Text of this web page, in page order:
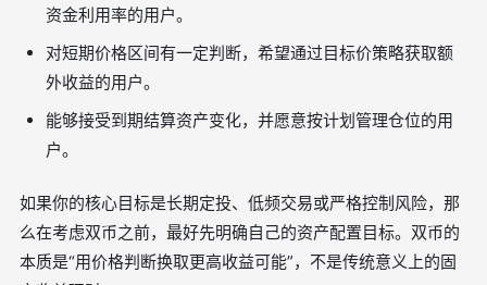
资金利用率的用户。
对短期价格区间有一定判断，希望通过目标价策略获取额
外收益的用户。
能够接受到期结算资产变化，并愿意按计划管理仓位的用
户。
如果你的核心目标是长期定投、低频交易或严格控制风险，那
么在考虑双币之前，最好先明确自己的资产配置目标。双币的
本质是“用价格判断换取更高收益可能”，不是传统意义上的固